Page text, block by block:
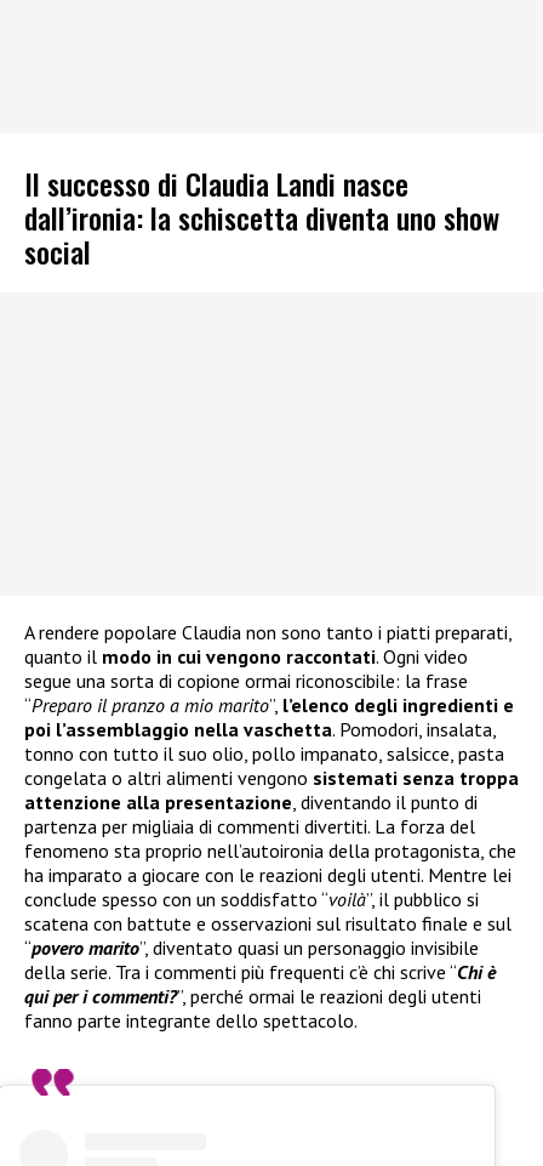
Il successo di Claudia Landi nasce
dall’ironia: la schiscetta diventa uno show
social
A rendere popolare Claudia non sono tanto i piatti preparati,
quanto il modo in cui vengono raccontati. Ogni video
segue una sorta di copione ormai riconoscibile: la frase
“Preparo il pranzo a mio marito”, l’elenco degli ingredienti e
poi l’assemblaggio nella vaschetta. Pomodori, insalata,
tonno con tutto il suo olio, pollo impanato, salsicce, pasta
congelata o altri alimenti vengono sistemati senza troppa
attenzione alla presentazione , diventando il punto di
partenza per migliaia di commenti divertiti. La forza del
fenomeno sta proprio nell’autoironia della protagonista, che
ha imparato a giocare con le reazioni degli utenti. Mentre lei
conclude spesso con un soddisfatto “voilà”, il pubblico si
scatena con battute e osservazioni sul risultato finale e sul
“povero marito”, diventato quasi un personaggio invisibile
della serie. Tra i commenti più frequenti c’è chi scrive “Chi è
qui per i commenti?”, perché ormai le reazioni degli utenti
fanno parte integrante dello spettacolo.